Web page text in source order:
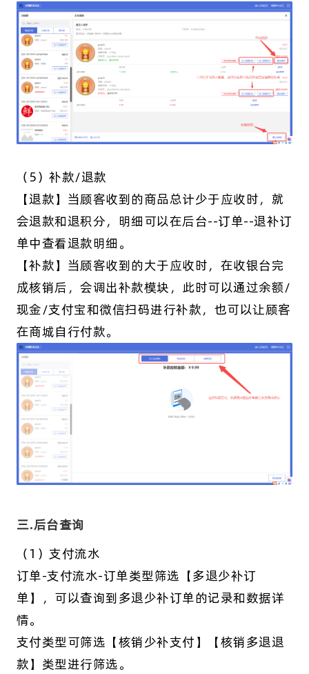
（5）补款/退款
【退款】当顾客收到的商品总计少于应收时，就
会退款和退积分，明细可以在后台--订单--退补订
单中查看退款明细。
【补款】当顾客收到的大于应收时，在收银台完
成核销后，会调出补款模块，此时可以通过余额/
现金/支付宝和微信扫码进行补款，也可以让顾客
在商城自行付款。
三.后台查询
（1）支付流水
订单-支付流水-订单类型筛选【多退少补订
单】，可以查询到多退少补订单的记录和数据详
情。
支付类型可筛选【核销少补支付】【核销多退退
款】类型进行筛选。